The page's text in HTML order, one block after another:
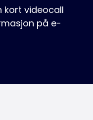
kort videocall
på e-